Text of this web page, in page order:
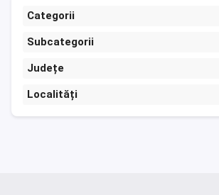
Categorii
Subcategorii
Județe
Localități